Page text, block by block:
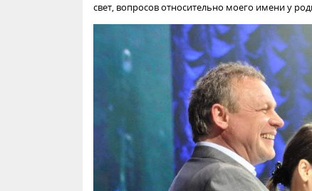
свет, вопросов относительно моего имени у